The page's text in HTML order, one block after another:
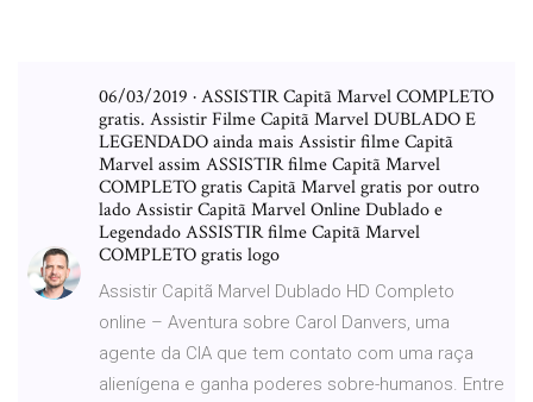
06/03/2019 · ASSISTIR Capitã Marvel COMPLETO
gratis. Assistir Filme Capitã Marvel DUBLADO E
LEGENDADO ainda mais Assistir filme Capitã
Marvel assim ASSISTIR filme Capitã Marvel
COMPLETO gratis Capitã Marvel gratis por outro
lado Assistir Capitã Marvel Online Dublado e
Legendado ASSISTIR filme Capitã Marvel
COMPLETO gratis logo
Assistir Capitã Marvel Dublado HD Completo
online – Aventura sobre Carol Danvers, uma
agente da CIA que tem contato com uma raça
alienígena e ganha poderes sobre-humanos. Entre